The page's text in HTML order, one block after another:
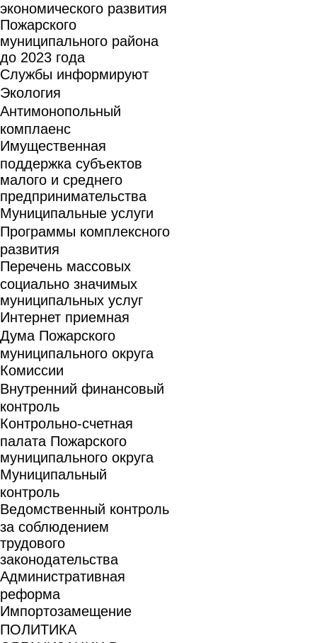
экономического развития
Пожарского
муниципального района
до 2023 года
Службы информируют
Экология
Антимонопольный
комплаенс
Имущественная
поддержка субъектов
малого и среднего
предпринимательства
Муниципальные услуги
Программы комплексного
развития
Перечень массовых
социально значимых
муниципальных услуг
Интернет приемная
Дума Пожарского
муниципального округа
Комиссии
Внутренний финансовый
контроль
Контрольно-счетная
палата Пожарского
муниципального округа
Муниципальный
контроль
Ведомственный контроль
за соблюдением
трудового
законодательства
Административная
реформа
Импортозамещение
ПОЛИТИКА